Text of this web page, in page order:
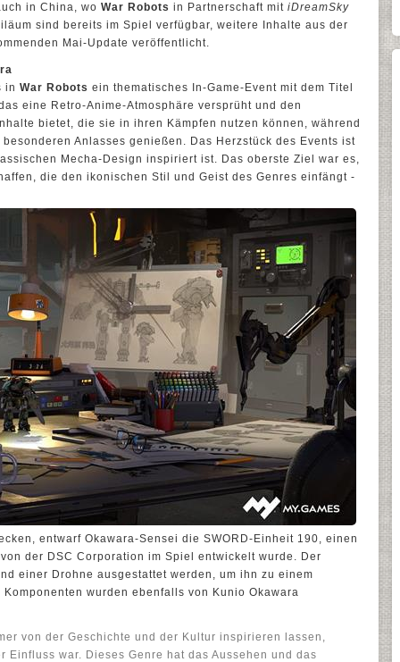
in China, wo War Robots in Partnerschaft mit iDreamSky
sind bereits im Spiel verfügbar, weitere Inhalte aus der
Mai-Update veröffentlicht.
in War Robots ein thematisches In-Game-Event mit dem Titel
eine Retro-Anime-Atmosphäre versprüht und den
bietet, die sie in ihren Kämpfen nutzen können, während
Anlasses genießen. Das Herzstück des Events ist
Mecha-Design inspiriert ist. Das oberste Ziel war es,
die den ikonischen Stil und Geist des Genres einfängt -
entwarf Okawara-Sensei die SWORD-Einheit 190, einen
der DSC Corporation im Spiel entwickelt wurde. Der
einer Drohne ausgestattet werden, um ihn zu einem
wurden ebenfalls von Kunio Okawara
von der Geschichte und der Kultur inspirieren lassen,
Einfluss war. Dieses Genre hat das Aussehen und das